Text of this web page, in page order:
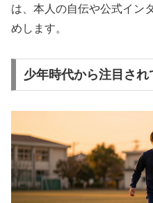
は、本人の自伝や公式イン
めします。
少年時代から注目さ